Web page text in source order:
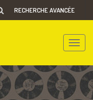
RECHERCHE AVANCÉE
Toggle